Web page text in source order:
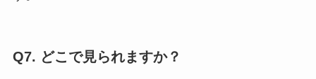
Q7. どこで見られますか？